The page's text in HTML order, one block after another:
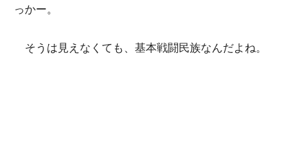
っかー。
そうは見えなくても、基本戦闘民族なんだよね。